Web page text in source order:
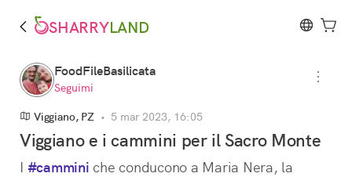
SHARRYLAND
FoodFileBasilicata
Seguimi
Viggiano, PZ • 5 mar 2023, 16:05
Viggiano e i cammini per il Sacro Monte
I #cammini che conducono a Maria Nera, la